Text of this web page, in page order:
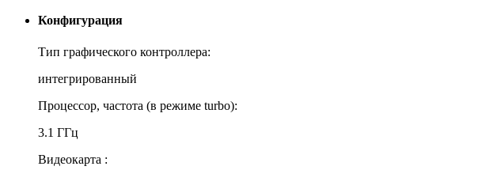
Конфигурация
Тип графического контроллера:
интегрированный
Процессор, частота (в режиме turbo):
3.1 ГГц
Видеокарта :